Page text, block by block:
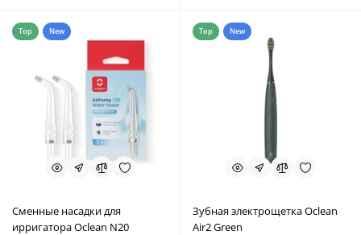
Top New
Сменные насадки для
ирригатора Oclean N20
Top New
Зубная электрощетка Oclean
Air2 Green